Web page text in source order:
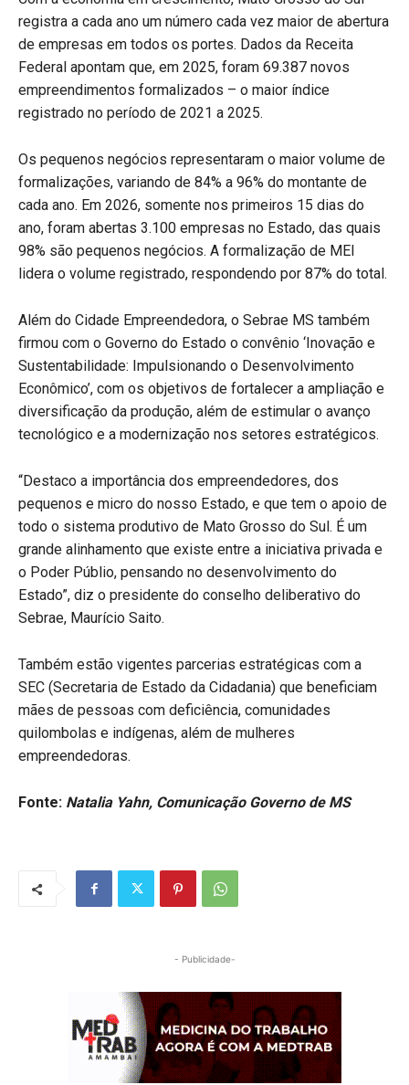
registra a cada ano um número cada vez maior de abertura
de empresas em todos os portes. Dados da Receita
Federal apontam que, em 2025, foram 69.387 novos
empreendimentos formalizados – o maior índice
registrado no período de 2021 a 2025.
Os pequenos negócios representaram o maior volume de
formalizações, variando de 84% a 96% do montante de
cada ano. Em 2026, somente nos primeiros 15 dias do
ano, foram abertas 3.100 empresas no Estado, das quais
98% são pequenos negócios. A formalização de MEI
lidera o volume registrado, respondendo por 87% do total.
Além do Cidade Empreendedora, o Sebrae MS também
firmou com o Governo do Estado o convênio ‘Inovação e
Sustentabilidade: Impulsionando o Desenvolvimento
Econômico’, com os objetivos de fortalecer a ampliação e
diversificação da produção, além de estimular o avanço
tecnológico e a modernização nos setores estratégicos.
“Destaco a importância dos empreendedores, dos
pequenos e micro do nosso Estado, e que tem o apoio de
todo o sistema produtivo de Mato Grosso do Sul. É um
grande alinhamento que existe entre a iniciativa privada e
o Poder Públio, pensando no desenvolvimento do
Estado”, diz o presidente do conselho deliberativo do
Sebrae, Maurício Saito.
Também estão vigentes parcerias estratégicas com a
SEC (Secretaria de Estado da Cidadania) que beneficiam
mães de pessoas com deficiência, comunidades
quilombolas e indígenas, além de mulheres
empreendedoras.
Fonte: Natalia Yahn, Comunicação Governo de MS
- Publicidade-